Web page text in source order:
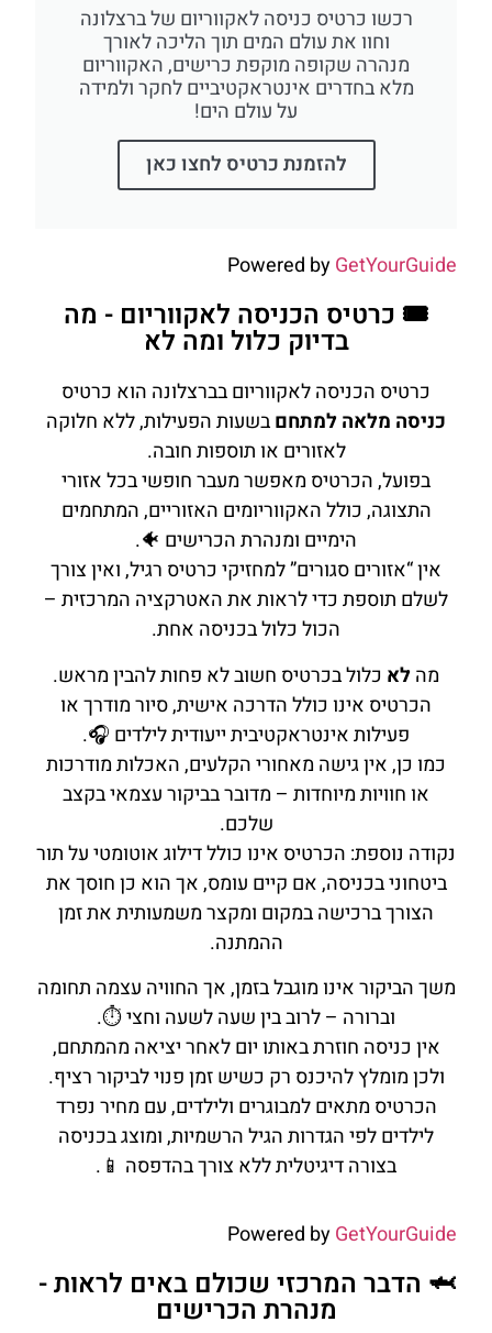
רכשו כרטיס כניסה לאקווריום של ברצלונה
וחוו את עולם המים תוך הליכה לאורך
מנהרה שקופה מוקפת כרישים, האקווריום
מלא בחדרים אינטראקטיביים לחקר ולמידה
על עולם הים!
להזמנת כרטיס לחצו כאן
Powered byGetYourGuide
🎟️ כרטיס הכניסה לאקווריום - מה
בדיוק כלול ומה לא
כרטיס הכניסה לאקווריום בברצלונה הוא כרטיס
כניסה מלאה למתחםבשעות הפעילות, ללא חלוקה
לאזורים או תוספות חובה.
בפועל, הכרטיס מאפשר מעבר חופשי בכל אזורי
התצוגה, כולל האקווריומים האזוריים, המתחמים
הימיים ומנהרת הכרישים 🐠.
אין “אזורים סגורים” למחזיקי כרטיס רגיל, ואין צורך
לשלם תוספת כדי לראות את האטרקציה המרכזית –
הכול כלול בכניסה אחת.
מהלא כלול בכרטיס חשוב לא פחות להבין מראש.
הכרטיס אינו כולל הדרכה אישית, סיור מודרך או
פעילות אינטראקטיבית ייעודית לילדים 🎧.
כמו כן, אין גישה מאחורי הקלעים, האכלות מודרכות
או חוויות מיוחדות – מדובר בביקור עצמאי בקצב
שלכם.
נקודה נוספת: הכרטיס אינו כולל דילוג אוטומטי על תור
ביטחוני בכניסה, אם קיים עומס, אך הוא כן חוסך את
הצורך ברכישה במקום ומקצר משמעותית את זמן
ההמתנה.
משך הביקור אינו מוגבל בזמן, אך החוויה עצמה תחומה
וברורה – לרוב בין שעה לשעה וחצי ⏱️.
אין כניסה חוזרת באותו יום לאחר יציאה מהמתחם,
ולכן מומלץ להיכנס רק כשיש זמן פנוי לביקור רציף.
הכרטיס מתאים למבוגרים ולילדים, עם מחיר נפרד
לילדים לפי הגדרות הגיל הרשמיות, ומוצג בכניסה
בצורה דיגיטלית ללא צורך בהדפסה 📱.
Powered byGetYourGuide
🦈 הדבר המרכזי שכולם באים לראות -
מנהרת הכרישים